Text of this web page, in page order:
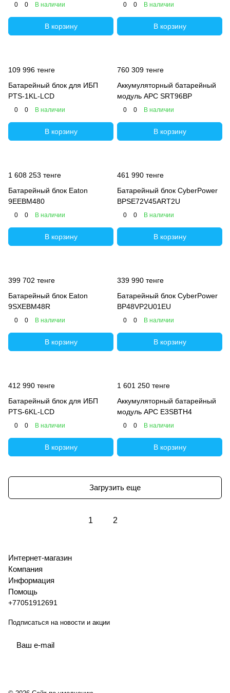
0 0 В наличии
В корзину
0 0 В наличии
В корзину
109 996 тенге
Батарейный блок для ИБП
PTS-1KL-LCD
0 0 В наличии
В корзину
760 309 тенге
Аккумуляторный батарейный
модуль APC SRT96BP
0 0 В наличии
В корзину
1 608 253 тенге
Батарейный блок Eaton
9EEBM480
0 0 В наличии
В корзину
461 990 тенге
Батарейный блок CyberPower
BPSE72V45ART2U
0 0 В наличии
В корзину
399 702 тенге
Батарейный блок Eaton
9SXEBM48R
0 0 В наличии
В корзину
339 990 тенге
Батарейный блок CyberPower
BP48VP2U01EU
0 0 В наличии
В корзину
412 990 тенге
Батарейный блок для ИБП
PTS-6KL-LCD
0 0 В наличии
В корзину
1 601 250 тенге
Аккумуляторный батарейный
модуль APC E3SBTH4
0 0 В наличии
В корзину
Загрузить еще
1 2
Интернет-магазин
Компания
Информация
Помощь
+77051912691
Подписаться на новости и акции